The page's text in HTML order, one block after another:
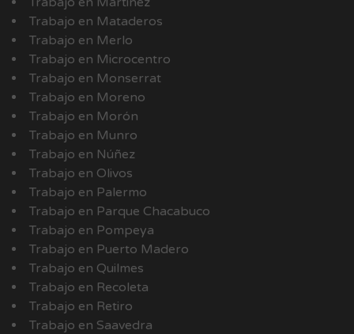
Trabajo en Mataderos
Trabajo en Merlo
Trabajo en Microcentro
Trabajo en Monserrat
Trabajo en Moreno
Trabajo en Morón
Trabajo en Munro
Trabajo en Núñez
Trabajo en Olivos
Trabajo en Palermo
Trabajo en Parque Chacabuco
Trabajo en Pompeya
Trabajo en Puerto Madero
Trabajo en Quilmes
Trabajo en Recoleta
Trabajo en Retiro
Trabajo en Saavedra